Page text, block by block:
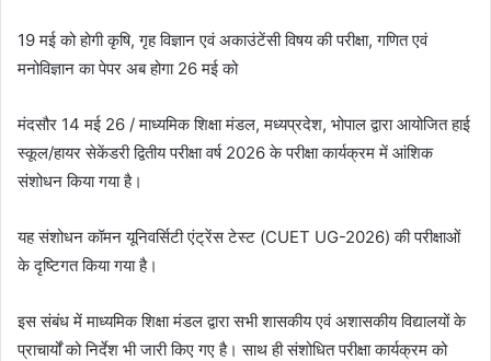
19 मई को होगी कृषि, गृह विज्ञान एवं अकाउंटेंसी विषय की परीक्षा, गणित एवं
मनोविज्ञान का पेपर अब होगा 26 मई को
मंदसौर 14 मई 26 / माध्यमिक शिक्षा मंडल, मध्यप्रदेश, भोपाल द्वारा आयोजित हाई
स्कूल/हायर सेकेंडरी द्वितीय परीक्षा वर्ष 2026 के परीक्षा कार्यक्रम में आंशिक
संशोधन किया गया है।
यह संशोधन कॉमन यूनिवर्सिटी एंट्रेंस टेस्ट (CUET UG-2026) की परीक्षाओं
के दृष्टिगत किया गया है।
इस संबंध में माध्यमिक शिक्षा मंडल द्वारा सभी शासकीय एवं अशासकीय विद्यालयों के
प्राचार्यों को निर्देश भी जारी किए गए है। साथ ही संशोधित परीक्षा कार्यक्रम को